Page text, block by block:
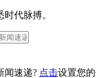
代脉搏。
闻速递? 点击设置您的